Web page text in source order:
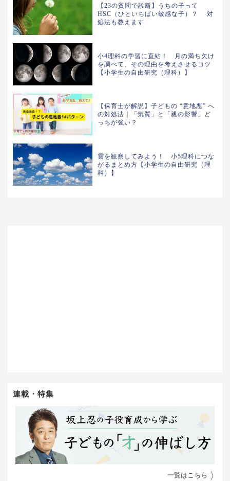
【23の質問で診断】うちの子って
HSC（ひといちばい敏感な子）？ 対
処法も教えます
小4理科の学習に直結！ 月の満ち欠け
を調べて、その理由を考えさせるコツ
【小学生の自由研究（理科）】
【保育士が解説】子どもの “意地悪” へ
の対処法｜「気質」と「親の影響」ど
っちが強い？
雲を観察してみよう！ 小5理科につな
がるまとめ方【小学生の自由研究（理
科）】
連載・特集
一覧はこちら